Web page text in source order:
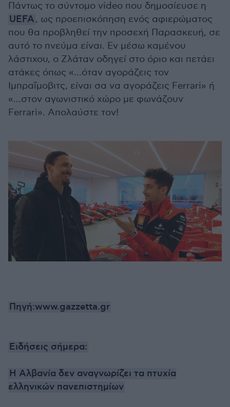
Πάντως το σύντομο video που δημοσίευσε η
UEFA, ως προεπισκόπηση ενός αφιερώματος
που θα προβληθεί την προσεχή Παρασκευή, σε
αυτό το πνεύμα είναι. Εν μέσω καμένου
λάστιχου, ο Ζλάταν οδηγεί στο όριο και πετάει
ατάκες όπως «…όταν αγοράζεις τον
Ιμπραΐμοβιτς, είναι σα να αγοράζεις Ferrari» ή
«...στον αγωνιστικό χώρο με φωνάζουν
Ferrari». Απολαύστε τον!
Πηγή:www.gazzetta.gr
Ειδήσεις σήμερα:
Η Αλβανία δεν αναγνωρίζει τα πτυχία
ελληνικών πανεπιστημίων